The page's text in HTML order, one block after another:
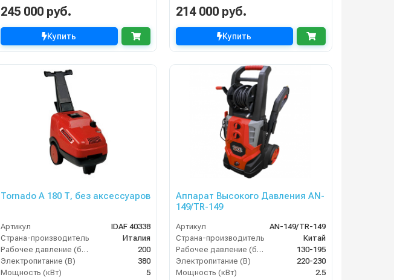
245 000 руб.
Купить
214 000 руб.
Купить
Tornado А 180 Т, без аксессуаров
Артикул
IDAF 40338
Страна-производитель
Италия
Рабочее давление (бар)
200
Электропитание (В)
380
Мощность (кВт)
5
Аппарат Высокого Давления AN-
149/TR-149
Артикул
AN-149/TR-149
Страна-производитель
Китай
Рабочее давление (бар)
130-195
Электропитание (В)
220-230
Мощность (кВт)
2.5